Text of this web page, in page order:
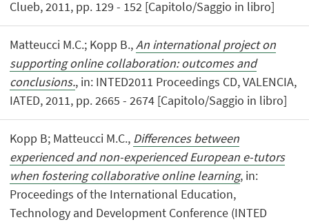
Clueb, 2011, pp. 129 - 152 [Capitolo/Saggio in libro]
Matteucci M.C.; Kopp B.,An international project on
supporting online collaboration: outcomes and
conclusions., in: INTED2011 Proceedings CD, VALENCIA,
IATED, 2011, pp. 2665 - 2674 [Capitolo/Saggio in libro]
Kopp B; Matteucci M.C., Differences between
experienced and non-experienced European e-tutors
when fostering collaborative online learning, in:
Proceedings of the International Education,
Technology and Development Conference (INTED